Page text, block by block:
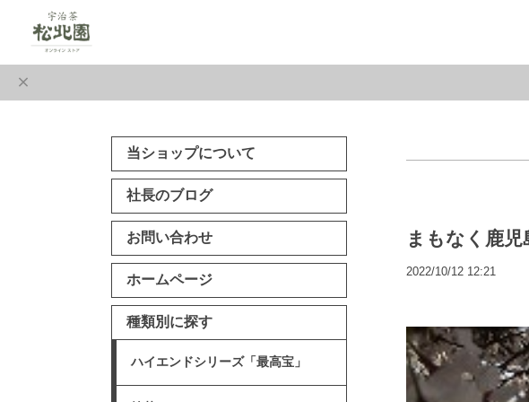
当ショップについて
社長のブログ
お問い合わせ
ホームページ
種類別に探す
ハイエンドシリーズ「最高宝」
まもなく鹿児
2022/10/12 12:21